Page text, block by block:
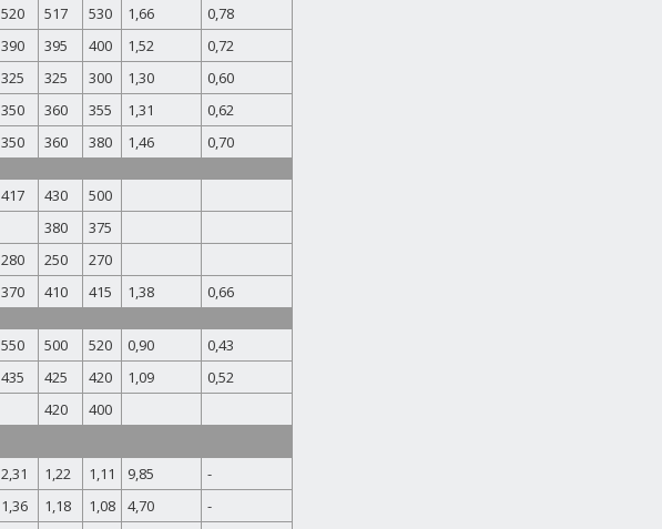
520 517 530 1,66
0,78
390 395 400 1,52
0,72
325 325 300 1,30
0,60
350 360 355 1,31
0,62
350 360 380 1,46
0,70
417 430
500
380
375
280 250
270
370 410 415 1,38
0,66
550 500 520 0,90
0,43
435 425 420 1,09
0,52
420 400
2,31 1,22 1,11 9,85
-
1,36 1,18 1,08 4,70
-